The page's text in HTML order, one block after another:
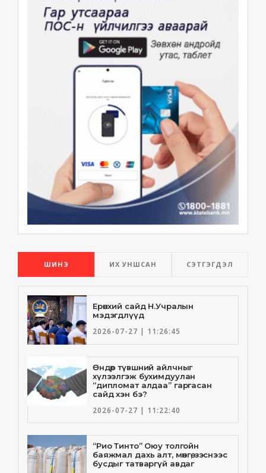
ШИНЭ ИХ УНШСАН СЭТГЭГДЭЛ
Ерөнхий сайд Н.Учралын
мэдэгдлүүд
2026-07-27 | 11:26:45
Өндөр түвшний айлчныг
хүлээлгэж бухимдуулан
“дипломат алдаа” гаргасан
сайд хэн бэ?
2026-07-27 | 11:22:40
“Рио Тинто” Оюу толгойн
баяжмал дахь алт, мөнгө, зэснээс
бусдыг татваргүй авдаг